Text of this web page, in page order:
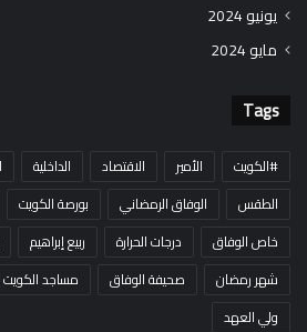
يونيو 2024
مايو 2024
Tags
#الكويت الأمير الاقتصاد الداخلية
الطقس
الوفاق الرمضاني بورصة الكويت
خاص الوفاق
درجات الحرارة ربيع إبراهيم
شهر رمضان
صحيفة الوفاق مساجد الكويت
ولي العهد